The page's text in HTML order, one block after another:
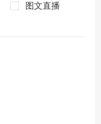
图文直播